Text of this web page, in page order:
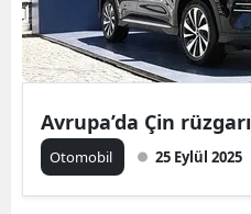
Avrupa’da Çin rüzgarı
Otomobil 25 Eylül 2025